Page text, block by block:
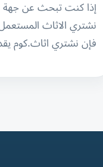
إذا كنت تبحث عن جهة
نشتري الاثاث
فإن نشتري اثاث.كوم